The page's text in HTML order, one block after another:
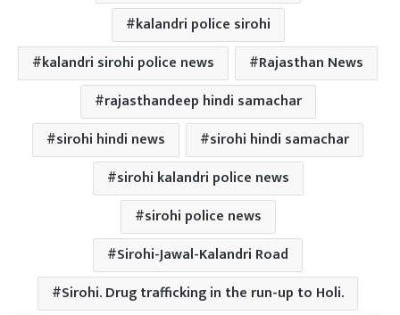
kalandri police sirohi
kalandri sirohi police news
Rajasthan News
rajasthandeep hindi samachar
sirohi hindi news
sirohi hindi samachar
sirohi kalandri police news
sirohi police news
Sirohi-Jawal-Kalandri Road
Sirohi. Drug trafficking in the run-up to Holi.